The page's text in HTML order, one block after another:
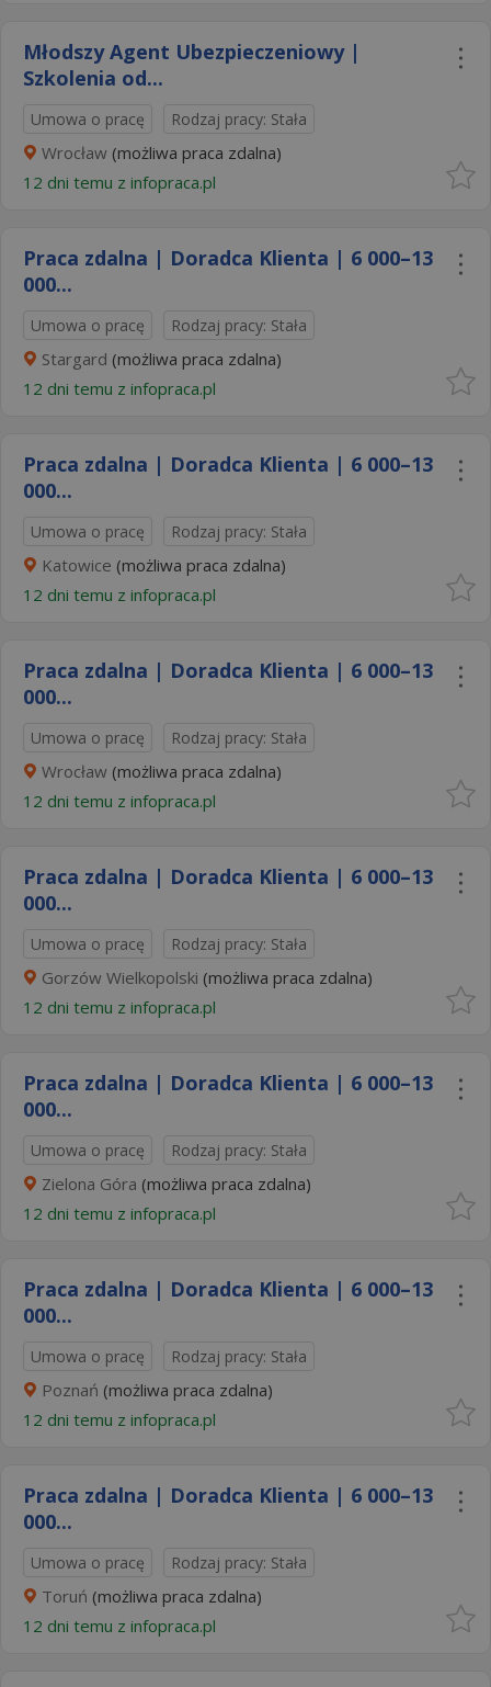
Młodszy Agent Ubezpieczeniowy |
Szkolenia od...
Umowa o pracę Rodzaj pracy: Stała
Wrocław (możliwa praca zdalna)
12 dni temu z infopraca.pl
Praca zdalna | Doradca Klienta | 6 000–13
000...
Umowa o pracę Rodzaj pracy: Stała
Stargard (możliwa praca zdalna)
12 dni temu z infopraca.pl
Praca zdalna | Doradca Klienta | 6 000–13
000...
Umowa o pracę Rodzaj pracy: Stała
Katowice (możliwa praca zdalna)
12 dni temu z infopraca.pl
Praca zdalna | Doradca Klienta | 6 000–13
000...
Umowa o pracę Rodzaj pracy: Stała
Wrocław (możliwa praca zdalna)
12 dni temu z infopraca.pl
Praca zdalna | Doradca Klienta | 6 000–13
000...
Umowa o pracę Rodzaj pracy: Stała
Gorzów Wielkopolski (możliwa praca zdalna)
12 dni temu z infopraca.pl
Praca zdalna | Doradca Klienta | 6 000–13
000...
Umowa o pracę Rodzaj pracy: Stała
Zielona Góra (możliwa praca zdalna)
12 dni temu z infopraca.pl
Praca zdalna | Doradca Klienta | 6 000–13
000...
Umowa o pracę Rodzaj pracy: Stała
Poznań (możliwa praca zdalna)
12 dni temu z infopraca.pl
Praca zdalna | Doradca Klienta | 6 000–13
000...
Umowa o pracę Rodzaj pracy: Stała
Toruń (możliwa praca zdalna)
12 dni temu z infopraca.pl